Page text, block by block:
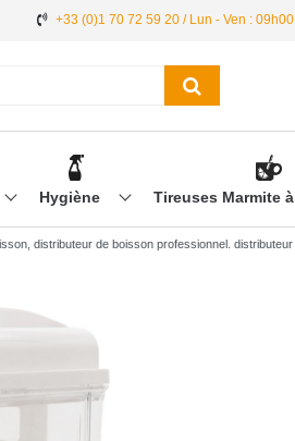
+33 (0)1 70 72 59 20 / Lun - Ven :
Hygiène Tireuses Marmite
distributeur de boisson professionnel.